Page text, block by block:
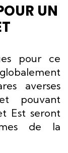
UN
pour ce
averses
pouvant
Est seront
de la